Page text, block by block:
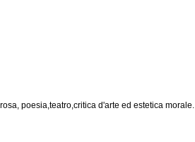
poesia,teatro,critica d'arte ed estetica morale.